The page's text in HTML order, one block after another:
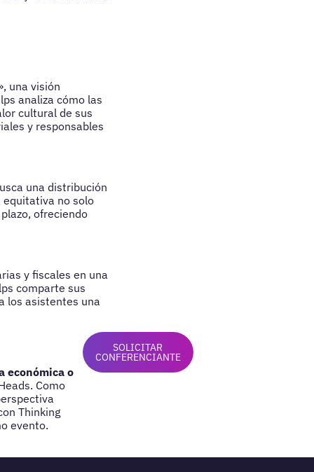
una visión
analiza cómo las
cultural de sus
y responsables
una distribución
equitativa no solo
ofreciendo
y fiscales en una
comparte sus
los asistentes una
económica o
Como
Thinking
evento.
SOLICITAR
CONFERENCIANTE